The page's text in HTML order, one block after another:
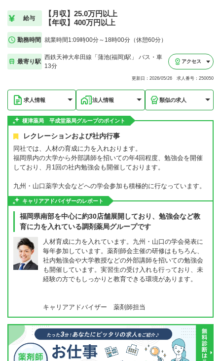
給与
【月収】25.0万円以上
【年収】400万円以上
勤務時間 就業時間1:09時00分～18時00分（休憩60分）
最寄り駅
西鉄天神大牟田線「蒲池(福岡)駅」 バス・車
13分
アクセス
更新日：2026/05/26 求人番号：250050
求人情報 法人情報 類似の求人
榎津薬局 平成堂薬局グループのポイント
レクレーションおよび社内行事
同社では、人材の育成に力を入れおります。
福岡県内の大学から外部講師を招いての年4回程度、勉強会を開催
しており、月1回の社内勉強会も開催しております。
九州・山口薬学大会などへの学会参加も積極的に行なっています。
キャリアアドバイザーのレポート
福岡県南部を中心に約30店舗展開しており、勉強会など教
育に力を入れている調剤薬局グループです
人材育成に力を入れています。九州・山口の学会発表に
毎年参加しています。薬剤師会主催の研修はもちろん、
社内勉強会や大学教授などの外部講師を招いての勉強会
も開催しています。実習生の受け入れも行っており、未
経験の方でもしっかりと教育できる環境があります。
キャリアアドバイザー 薬剤師担当